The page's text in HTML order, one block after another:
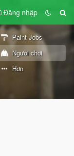
Đăng nhập
Paint Jobs
Người chơi
Hơn